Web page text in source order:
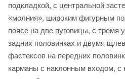
подкладкой, с центральной
«молния», широким фигурным
поясе на две пуговицы, с тремя
задних половинках и двумя
фастексов на передних
карманы с наклонным входом, с